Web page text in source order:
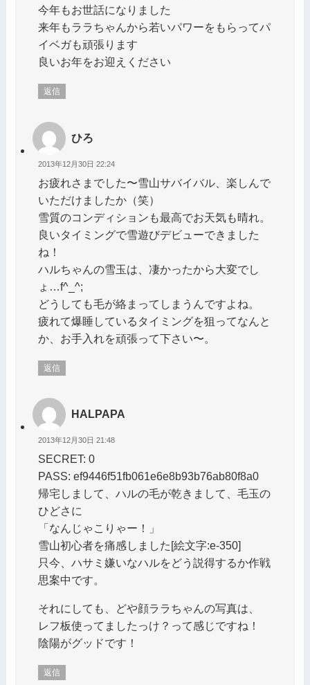
今年もお世話になりました
来年もララちゃんから若いパワーをもらってパ
イベガも頑張ります
良いお年をお迎えください
返信
ひろ
2013年12月30日 22:24
お疲れさまでした〜雪山サバイバル、楽しんで
いただけましたか（笑）
雪質のコンディションも最高でお天気も晴れ。
良いタイミングで雪遊びデビューできました
ね！
ハルちゃんの雪玉は、凄かったから大変でし
ょ…f^_^;
どうしても毛が絡まってしまうんですよね。
疲れて爆睡しているタイミングを狙ってなんと
か、お手入れを頑張って下さい〜。
返信
HALPAPA
2013年12月30日 21:48
SECRET: 0
PASS: ef9446f51fb061e6e8b93b76ab80f8a0
帰宅しまして、ハルの毛が乾きまして、毛玉の
ひどさに
「なんじゃこりゃー！」
雪山初心者を痛感しました[絵文字:e-350]
只今、ハサミ嫌いなハルをどう説得するか作戦
思案中です。
それにしても、どや顔ララちゃんの写真は、
レフ板使ってましたっけ？って感じですね！
陰陽がグッドです！
返信